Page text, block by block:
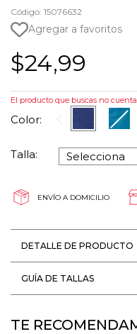
Código: 15076632
Agregar a favoritos
$24,99
El producto que buscas no
Color:
Talla:
ENVÍO A DOMICILIO
DETALLE DE PRODUCTO
GUÍA DE TALLAS
TE